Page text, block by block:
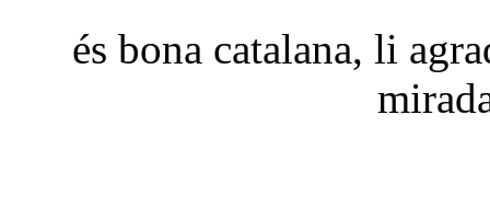
és bona catalana, li